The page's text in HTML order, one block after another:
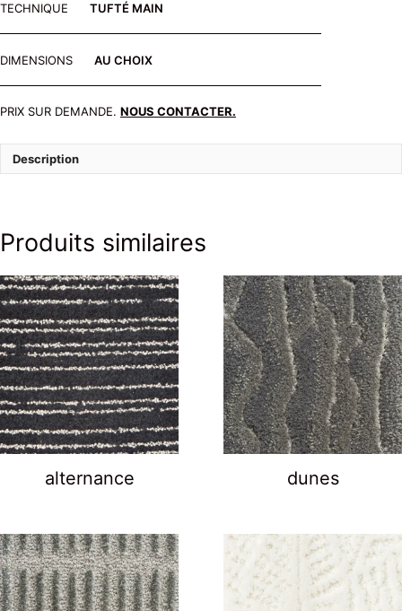
TECHNIQUE TUFTÉ MAIN
DIMENSIONS AU CHOIX
PRIX SUR DEMANDE. NOUS CONTACTER.
Description
Produits similaires
alternance dunes